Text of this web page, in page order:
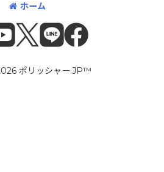
ホーム
ポリッシャー.JP™